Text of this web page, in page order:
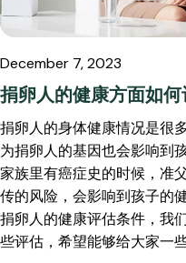
December 7, 2023
捐卵人的健康方面如何
捐卵人的身体健康情况是很
为捐卵人的基因也会影响到
家族里有癌症史的时候，准
传的风险，会影响到孩子的
捐卵人的健康评估条件，我
些评估，希望能够给大家一